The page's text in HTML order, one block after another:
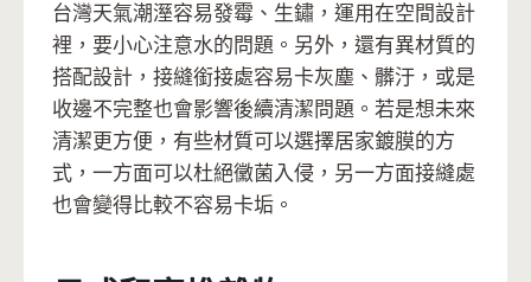
台灣天氣潮溼容易發霉、生鏽，運用在空間設計
裡，要小心注意水的問題。另外，還有異材質的
搭配設計，接縫銜接處容易卡灰塵、髒汙，或是
收邊不完整也會影響後續清潔問題。若是想未來
清潔更方便，有些材質可以選擇居家鍍膜的方
式，一方面可以杜絕黴菌入侵，另一方面接縫處
也會變得比較不容易卡垢。